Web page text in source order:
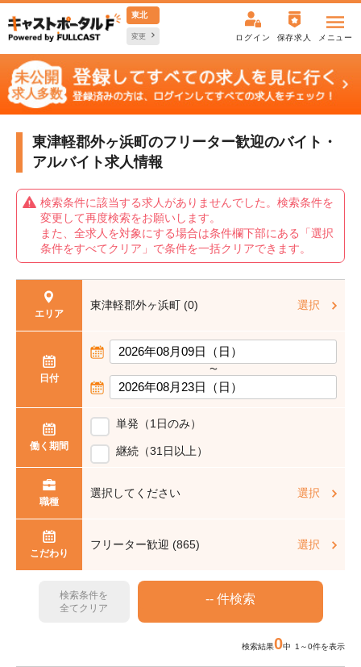
東北
変更 ログイン 保存求人 メニュー
東津軽郡外ヶ浜町のフリーター歓迎のバイト・
アルバイト求人情報
検索条件に該当する求人がありませんでした。検索条件を
変更して再度検索をお願いします。
また、全求人を対象にする場合は条件欄下部にある「選択
条件をすべてクリア」で条件を一括クリアできます。
エリア
東津軽郡外ヶ浜町 (0) 選択
日付
〜
働く期間
単発（1日のみ）
継続（31日以上）
職種
選択してください 選択
こだわり
フリーター歓迎 (865) 選択
検索条件を
全てクリア
検索結果0中 1～0件を表示